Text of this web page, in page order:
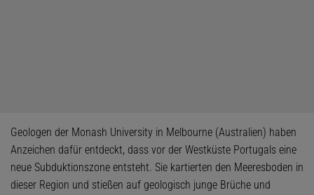
Geologen der Monash University in Melbourne (Australien) haben
Anzeichen dafür entdeckt, dass vor der Westküste Portugals eine
neue Subduktionszone entsteht. Sie kartierten den Meeresboden in
dieser Region und stießen auf geologisch junge Brüche und